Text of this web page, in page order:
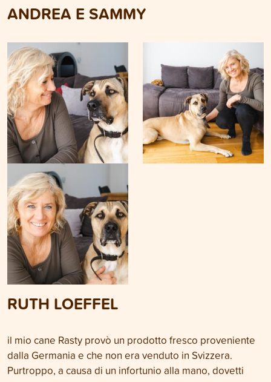
ANDREA E SAMMY
RUTH LOEFFEL
il mio cane Rasty provò un prodotto fresco proveniente
dalla Germania e che non era venduto in Svizzera.
Purtroppo, a causa di un infortunio alla mano, dovetti